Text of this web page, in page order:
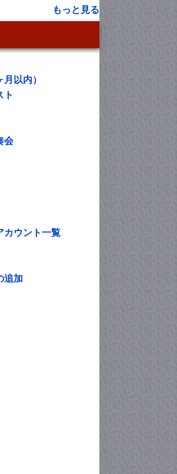
もっと見る
以内）
ト
会
カウント一覧
追加